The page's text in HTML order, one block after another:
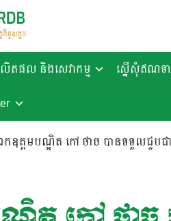
តផល និងសេវាកម្ម ស្នើសុំឥណទ
កឧត្តមបណ្ឌិត កៅ ថាច បានទទួលជួបជ